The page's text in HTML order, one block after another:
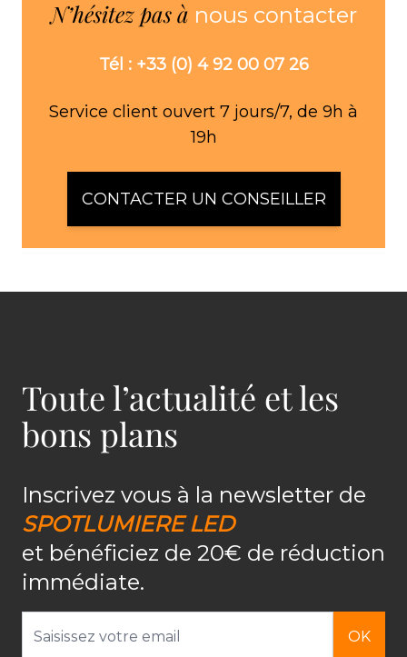
N’hésitez pas à nous contacter
Tél : +33 (0) 4 92 00 07 26
Service client ouvert 7 jours/7, de 9h à
19h
CONTACTER UN CONSEILLER
Toute l’actualité et les
bons plans
Inscrivez vous à la newsletter de
SPOTLUMIERE LED
et bénéficiez de 20€ de réduction
immédiate.
OK